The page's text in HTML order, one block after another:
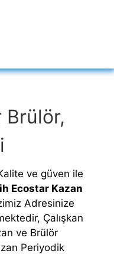
Brülör,
ve güven ile
Ecostar Kazan
Adresinize
Çalışkan
ve Brülör
Periyodik